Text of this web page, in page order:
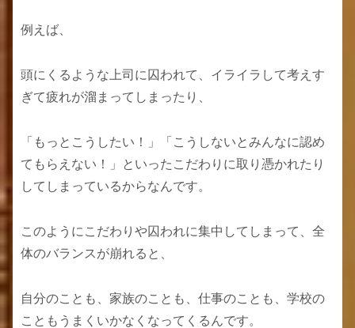
例えば、
頭にくるような上司に囚われて、イライラして考えす
ぎて疲れが溜まってしまったり、
「もっとこうしたい！」「こうしないとみんなに認め
てもらえない！」といったこだわりに取り憑かれたり
してしまっているからなんです。
このようにこだわりや囚われに集中してしまって、全
体のバランスが崩れると、
自分のことも、家族のことも、仕事のことも、学校の
こともうまくいかなくなってくるんです。